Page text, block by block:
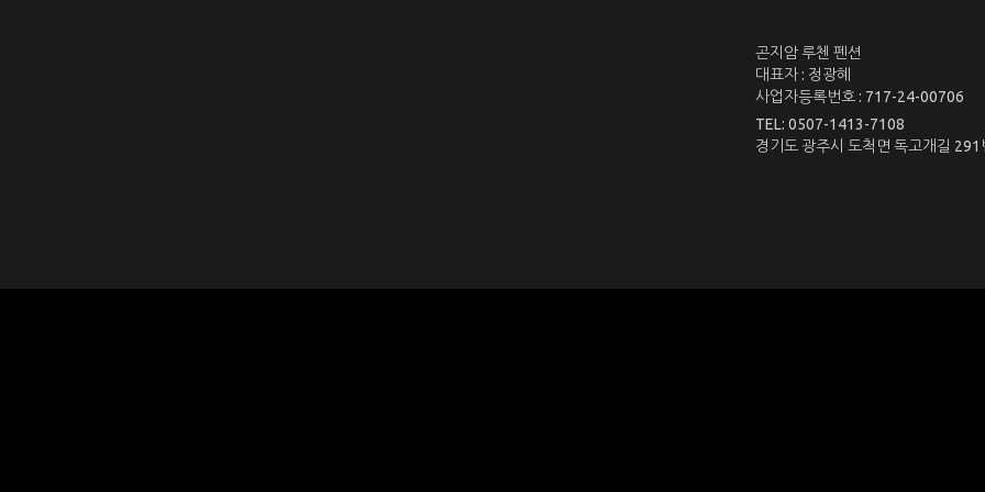
곤지암 루첸 펜션
대표자 : 정광혜
사업자등록번호 : 717-24-00706
TEL: 0507-1413-7108
경기도 광주시 도척면 독고개길 291